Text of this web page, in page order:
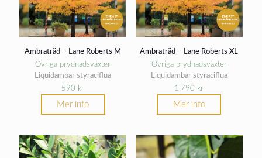
Ambraträd – Lane Roberts M
Övriga prydnadsväxter
Liquidambar styraciflua
590 kr
Mer info
Ambraträd – Lane Roberts XL
Övriga prydnadsväxter
Liquidambar styraciflua
1,790 kr
Mer info